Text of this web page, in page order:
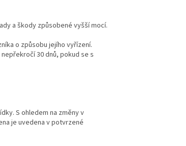
a škody způsobené vyšší mocí.
o způsobu jejího vyřízení.
30 dnů, pokud se s
S ohledem na změny v
je uvedena v potvrzené